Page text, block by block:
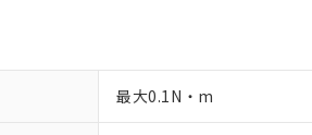
最大0.1N・m